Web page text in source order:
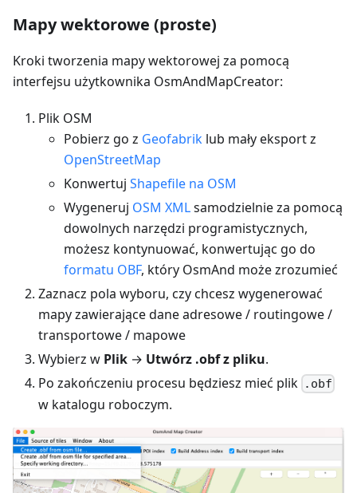
Mapy wektorowe (proste)
Kroki tworzenia mapy wektorowej za pomocą
interfejsu użytkownika OsmAndMapCreator:
Plik OSM
Pobierz go z Geofabrik lub mały eksport z
OpenStreetMap
Konwertuj Shapefile na OSM
Wygeneruj OSM XMLsamodzielnie za pomocą
dowolnych narzędzi programistycznych,
możesz kontynuować, konwertując go do
formatu OBF, który OsmAnd może zrozumieć
Zaznacz pola wyboru, czy chcesz wygenerować
mapy zawierające dane adresowe / routingowe /
transportowe / mapowe
Wybierz w Plik → Utwórz .obf z pliku.
Po zakończeniu procesu będziesz mieć plik .obf
w katalogu roboczym.